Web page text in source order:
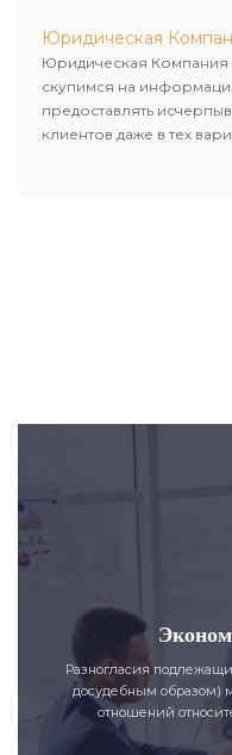
пользовались
Юридическая
Юридическая
скупимся на
предоставлять
клиентов даже в тех
пользовались
Разногласия
досудебным образом)
отношений